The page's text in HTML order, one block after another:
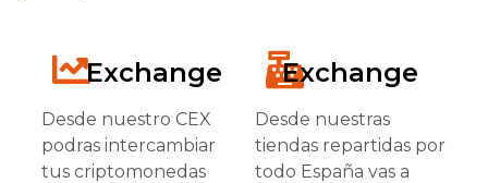
Exchange
Desde nuestro CEX
podras intercambiar
tus criptomonedas
Exchange
Desde nuestras
tiendas repartidas por
todo España vas a